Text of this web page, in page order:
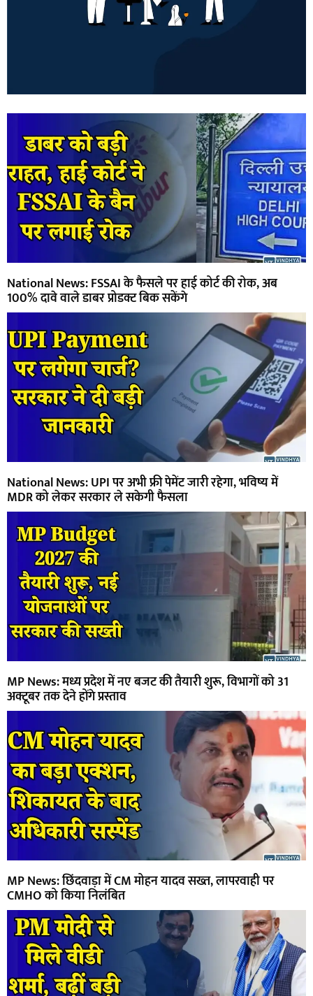
National News: FSSAI के फैसले पर हाई कोर्ट की रोक, अब
100% दावे वाले डाबर प्रोडक्ट बिक सकेंगे
National News: UPI पर अभी फ्री पेमेंट जारी रहेगा, भविष्य में
MDR को लेकर सरकार ले सकेगी फैसला
MP News: मध्य प्रदेश में नए बजट की तैयारी शुरू, विभागों को 31
अक्टूबर तक देने होंगे प्रस्ताव
MP News: छिंदवाड़ा में CM मोहन यादव सख्त, लापरवाही पर
CMHO को किया निलंबित